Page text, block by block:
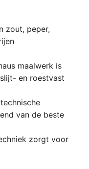
zout, peper,
maalwerk is
en roestvast
van de beste
zorgt voor